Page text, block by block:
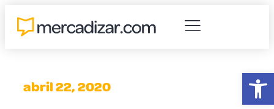
abril 22, 2020